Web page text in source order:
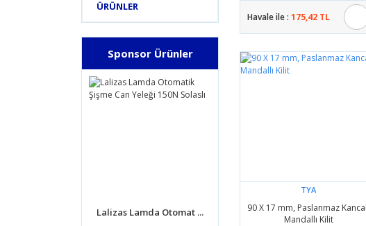
ÜRÜNLER
Sponsor Ürünler
Lalizas Lamda Otomat ...
Havale ile : 175,42 TL
TYA
90 X 17 mm, Paslanmaz
Mandallı Kilit